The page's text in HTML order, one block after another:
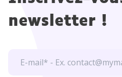
newsletter !